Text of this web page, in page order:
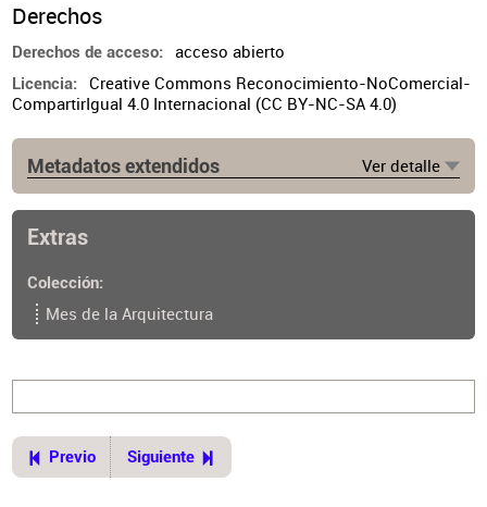
Derechos
Derechos de acceso acceso abierto
Licencia
Creative Commons Reconocimiento-NoComercial-
CompartirIgual 4.0 Internacional (CC BY-NC-SA 4.0)
Metadatos extendidos Ver detalle
https://www.cpau.org/nota/38864
Extras
Colección
Mes de la Arquitectura
Previo Siguiente